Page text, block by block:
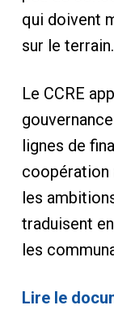
qui doivent
sur le terrain.
Le CCRE
lignes de
coopération
les
traduisent
les
Lire le